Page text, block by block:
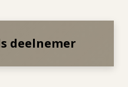
deelnemer